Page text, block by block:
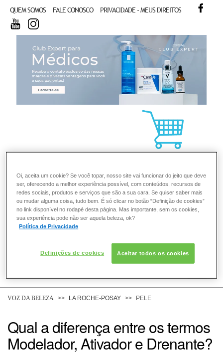
QUEM SOMOS FALE CONOSCO PRIVACIDADE - MEUS DIREITOS
YOUTUBE
PELE
CABELO
VOZ DA BELEZA LA ROCHE-POSAY PELE
Qual a diferença entre os termos
Modelador, Ativador e Drenante?
Oi, aceita um cookie? Se você topar, nosso site vai funcionar do jeito que deve
ser, oferecendo a melhor experiência possível, com conteúdos, recursos de
redes sociais, produtos e serviços que são a sua cara. Se quiser saber mais
ou mudar alguma coisa, tudo bem. É só clicar no botão “Definição de cookies”
no link disponível no rodapé desta página. Mas importante, sem os cookies,
sua experiência pode não ser aquela beleza, ok?
Política de Privacidade
Definições de cookies Aceitar todos os cookies